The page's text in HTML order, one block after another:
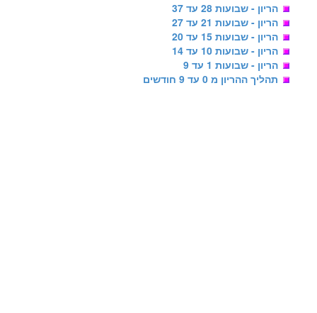
הריון - שבועות 28 עד 37
הריון - שבועות 21 עד 27
הריון - שבועות 15 עד 20
הריון - שבועות 10 עד 14
הריון - שבועות 1 עד 9
תהליך ההריון מ 0 עד 9 חודשים